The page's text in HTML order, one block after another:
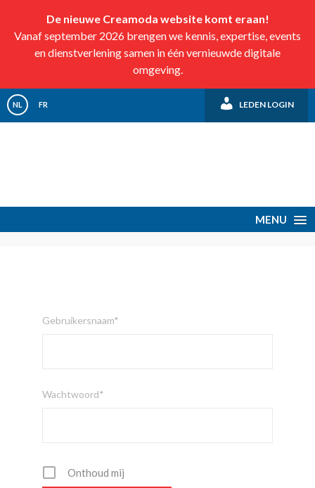
De nieuwe Creamoda website komt eraan!
Vanaf september 2026 brengen we kennis, expertise, events
en dienstverlening samen in één vernieuwde digitale
omgeving.
NL FR LEDEN LOGIN
MENU
Gebruikersnaam*
Wachtwoord*
Onthoud mij